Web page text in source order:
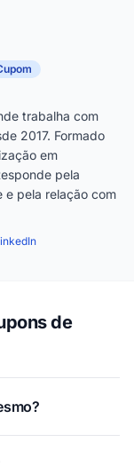
trabalha com
2017. Formado
em
pela
e pela relação com
de